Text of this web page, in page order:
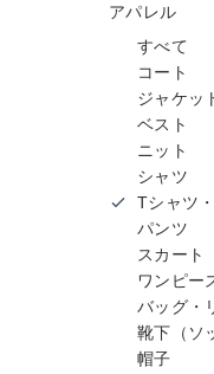
アパレル
すべて
コート
ジャケッ
ベスト
ニット
シャツ
Tシャツ
パンツ
スカート
ワンピー
バッグ・
靴下（ソ
帽子